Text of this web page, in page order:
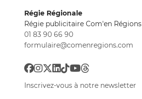
Régie Régionale
Régie publicitaire Com'en Régions
01 83 90 66 90
formulaire@comenregions.com
Inscrivez-vous à notre newsletter